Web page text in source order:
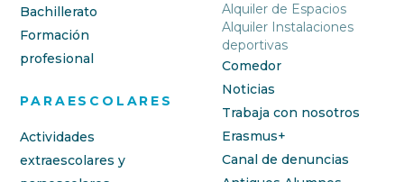
Bachillerato
Formación
profesional
PARAESCOLARES
Actividades
extraescolares y
Alquiler de Espacios
Alquiler Instalaciones
deportivas
Comedor
Noticias
Trabaja con nosotros
Erasmus+
Canal de denuncias